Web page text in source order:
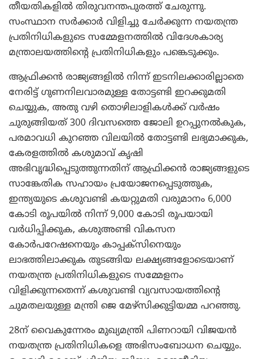
തീയതികളില്‍ തിരുവനന്തപുരത്ത് ചേരുന്നു.
സംസ്ഥാന സര്‍ക്കാര്‍ വിളിച്ചു ചേര്‍ക്കുന്ന നയതന്ത്ര
പ്രതിനിധികളുടെ സമ്മേളനത്തില്‍ വിദേശകാര്യ
മന്ത്രാലയത്തിന്റെ പ്രതിനിധികളും പങ്കെടുക്കും.
ആഫ്രിക്കന്‍ രാജ്യങ്ങളില്‍ നിന്ന് ഇടനിലക്കാരില്ലാതെ
നേരിട്ട് ഗുണനിലവാരമുള്ള തോട്ടണ്ടി ഇറക്കുമതി
ചെയ്യുക, അതു വഴി തൊഴിലാളികള്‍ക്ക് വര്‍ഷം
ചുരുങ്ങിയത് 300 ദിവസത്തെ ജോലി ഉറപ്പുനല്‍കുക,
പരമാവധി കുറഞ്ഞ വിലയില്‍ തോട്ടണ്ടി ലഭ്യമാക്കുക,
കേരളത്തില്‍ കശുമാവ് കൃഷി
അഭിവൃദ്ധിപ്പെടുത്തുന്നതിന് ആഫ്രിക്കന്‍ രാജ്യങ്ങളുടെ
സാങ്കേതിക സഹായം പ്രയോജനപ്പെടുത്തുക,
ഇന്ത്യയുടെ കശുവണ്ടി കയറ്റുമതി വരുമാനം 6,000
കോടി രൂപയില്‍ നിന്ന് 9,000 കോടി രൂപയായി
വര്‍ധിപ്പിക്കുക, കശുഅണ്ടി വികസന
കോര്‍പറേഷനെയും കാപ്പക്‌സിനെയും
ലാഭത്തിലാക്കുക തുടങ്ങിയ ലക്ഷ്യങ്ങളോടെയാണ്
നയതന്ത്ര പ്രതിനിധികളുടെ സമ്മേളനം
വിളിക്കുന്നതെന്ന് കശുവണ്ടി വ്യവസായത്തിന്റെ
ചുമതലയുള്ള മന്ത്രി ജെ മേഴ്‌സിക്കുട്ടിയമ്മ പറഞ്ഞു.
28ന് വൈകുന്നേരം മുഖ്യമന്ത്രി പിണറായി വിജയന്‍
നയതന്ത്ര പ്രതിനിധികളെ അഭിസംബോധന ചെയ്യും.